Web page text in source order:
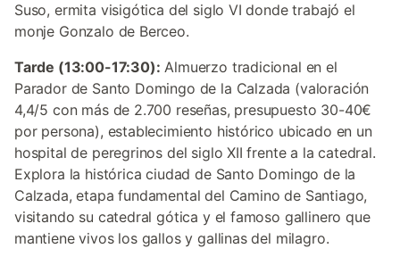
Suso, ermita visigótica del siglo VI donde trabajó el
monje Gonzalo de Berceo.
Tarde (13:00-17:30): Almuerzo tradicional en el
Parador de Santo Domingo de la Calzada (valoración
4,4/5 con más de 2.700 reseñas, presupuesto 30-40€
por persona), establecimiento histórico ubicado en un
hospital de peregrinos del siglo XII frente a la catedral.
Explora la histórica ciudad de Santo Domingo de la
Calzada, etapa fundamental del Camino de Santiago,
visitando su catedral gótica y el famoso gallinero que
mantiene vivos los gallos y gallinas del milagro.